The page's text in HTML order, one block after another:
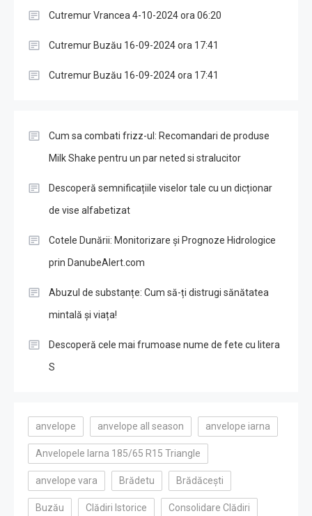
Cutremur Vrancea 4-10-2024 ora 06:20
Cutremur Buzău 16-09-2024 ora 17:41
Cutremur Buzău 16-09-2024 ora 17:41
Cum sa combati frizz-ul: Recomandari de produse
Milk Shake pentru un par neted si stralucitor
Descoperă semnificațiile viselor tale cu un dicționar
de vise alfabetizat
Cotele Dunării: Monitorizare și Prognoze Hidrologice
prin DanubeAlert.com
Abuzul de substanțe: Cum să-ți distrugi sănătatea
mintală și viața!
Descoperă cele mai frumoase nume de fete cu litera
S
anvelope anvelope all season anvelope iarna
Anvelopele Iarna 185/65 R15 Triangle
anvelope vara Brădetu Brădăcești
Buzău Clădiri Istorice Consolidare Clădiri